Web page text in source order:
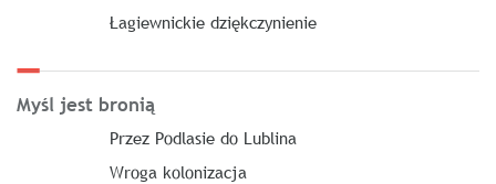
Łagiewnickie dziękczynienie
Myśl jest bronią
Przez Podlasie do Lublina
Wroga kolonizacja